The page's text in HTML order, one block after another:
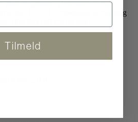
med fragtmand. (Fra 86x120 cm)
med GLS. Du modtager et tracking
o (αw): 0.8
Tilmeld